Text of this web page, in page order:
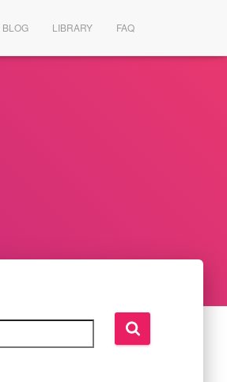
BLOG LIBRARY FAQ